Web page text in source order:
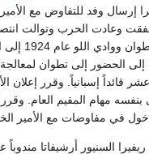
إرسال وفد للتفاوض مع
وعادت الحرب وتوالت
تقيم
الحضور إلى تطوان
قائداً إسبانياً. وقرر
بنفسه مهام المقيم العام.
في مفاوضات مع الأمير
السنيور أرشيفاتا